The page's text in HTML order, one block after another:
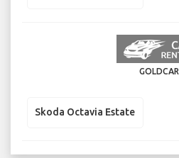
GOLDCAR
Skoda Octavia Estate